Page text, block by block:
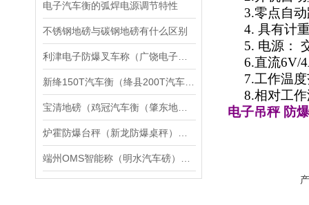
电子汽车衡的弧焊电源调节特性
不锈钢地磅与碳钢地磅有什么区别
3.零点自
4. 具有计
5. 电源：
6.直流6V/
7.工作温
8.相对工
电子吊秤 防